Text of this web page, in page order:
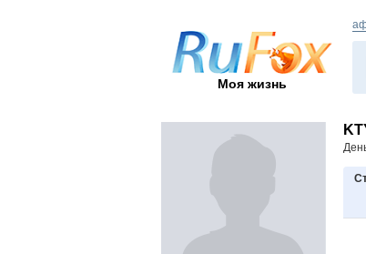
Моя жизнь